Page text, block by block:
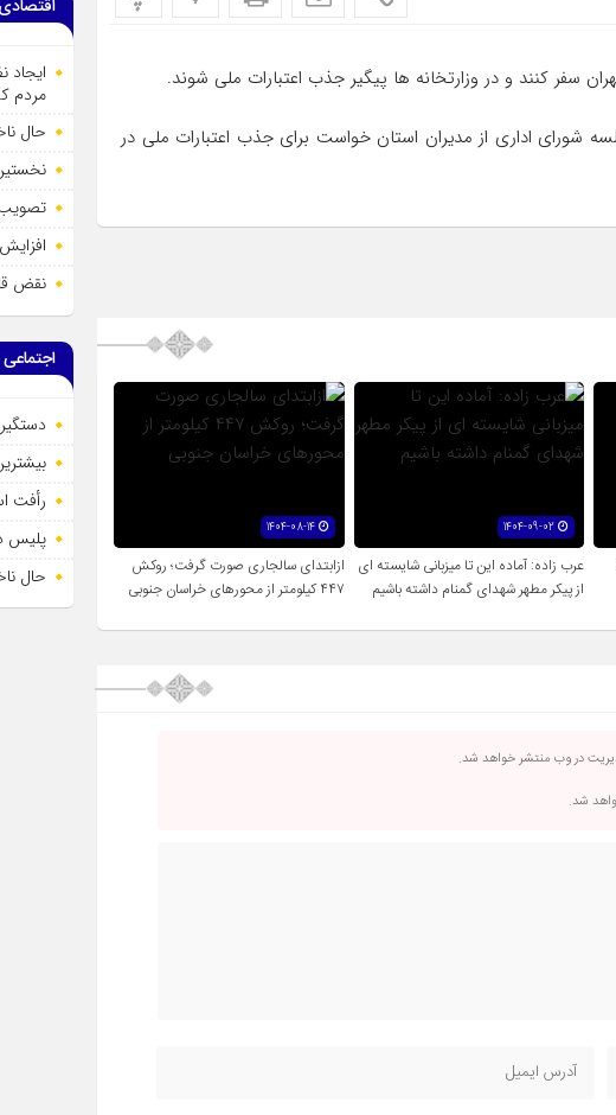
سفر کنند و در وزارتخانه ها پیگیر جذب اعتبارات ملی شوند.
شورای اداری از مدیران استان خواست برای جذب اعتبارات ملی در
1404-09-02
عرب زاده: آماده این تا میزبانی شایسته ای
از پیکر مطهر شهدای گمنام داشته باشیم
1404-08-14
ازابتدای سالجاری صورت گرفت؛ روکش
۴۴۷ کیلومتر از محورهای خراسان جنوبی
در وب منتشر خواهد شد.
شد.
اقتصادی
ایجاد
مردم
حال
تصویب لایحه
افزایش 16 هزار دستگاه تولید ایران خودرو در آبان
نقض
اجتماعی
دستگیری 4 باند سرقت در
بیشترین
رأفت
پلیس
حال